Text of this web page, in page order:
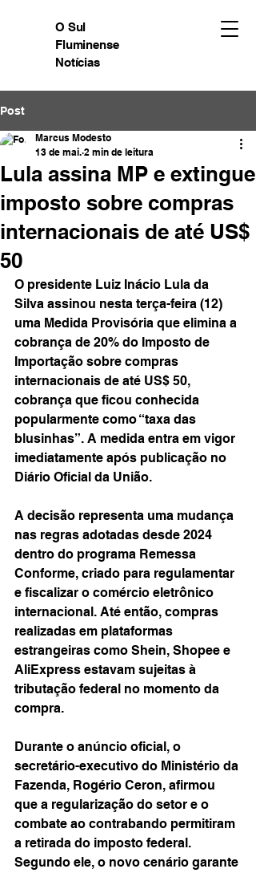
O Sul
Fluminense
Notícias
Post
Lula assina MP e extingue
imposto sobre compras
internacionais de até US$
50
Marcus Modesto
13 de mai. 2 min de leitura
O presidente Luiz Inácio Lula da
Silva assinou nesta terça-feira (12)
uma Medida Provisória que elimina a
cobrança de 20% do Imposto de
Importação sobre compras
internacionais de até US$ 50,
cobrança que ficou conhecida
popularmente como “taxa das
blusinhas”. A medida entra em vigor
imediatamente após publicação no
Diário Oficial da União.
A decisão representa uma mudança
nas regras adotadas desde 2024
dentro do programa Remessa
Conforme, criado para regulamentar
e fiscalizar o comércio eletrônico
internacional. Até então, compras
realizadas em plataformas
estrangeiras como Shein, Shopee e
AliExpress estavam sujeitas à
tributação federal no momento da
compra.
Durante o anúncio oficial, o
secretário-executivo do Ministério da
Fazenda, Rogério Ceron, afirmou
que a regularização do setor e o
combate ao contrabando permitiram
a retirada do imposto federal.
Segundo ele, o novo cenário garante